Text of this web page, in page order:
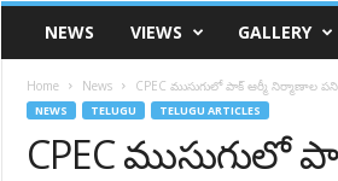
VSK
TelanganaNEWS VIEWS GALLERY
Home News CPEC ముసుగులో పాక్ ఆర్మీ నిర్మాణాల
NEWS TELUGU TELUGU ARTICLES
CPEC